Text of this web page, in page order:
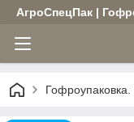
АгроСпецПак |
Гофроупаковка.